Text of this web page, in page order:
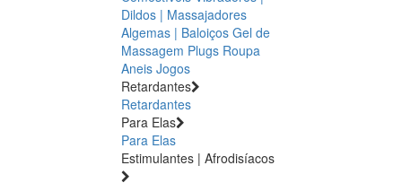
Dildos | Massajadores
Algemas | Baloiços Gel de
Massagem Plugs Roupa
Aneis Jogos
Retardantes
Retardantes
Para Elas
Para Elas
Estimulantes | Afrodisíacos